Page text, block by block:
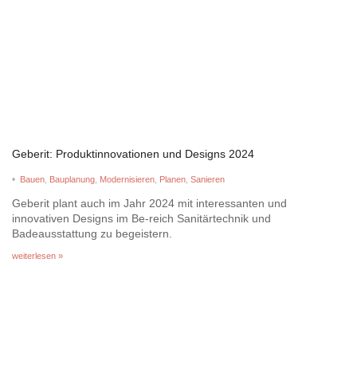
Geberit: Produktinnovationen und Designs 2024
• Bauen Bauplanung Modernisieren Planen Sanieren
Geberit plant auch im Jahr 2024 mit interessanten und
innovativen Designs im Be-reich Sanitärtechnik und
Badeausstattung zu begeistern.
weiterlesen »